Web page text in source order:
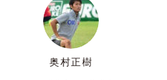
奥村正樹